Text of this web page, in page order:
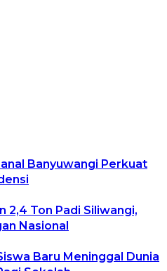
Banyuwangi Perkuat
2,4 Ton Padi Siliwangi,
Nasional
Baru Meninggal Dunia